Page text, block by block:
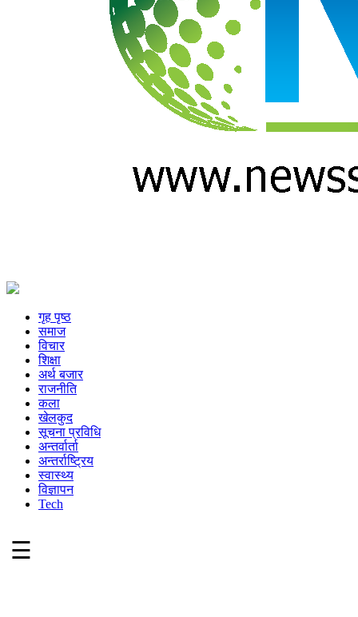
गृह पृष्ठ
समाज
विचार
शिक्षा
अर्थ बजार
राजनीति
कला
खेलकुद
सूचना प्रविधि
अन्तर्वार्ता
अन्तर्राष्ट्रिय
स्वास्थ्य
विज्ञापन
Tech
☰